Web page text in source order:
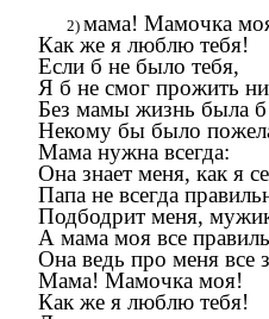
мама! Мамочка
Как же я люблю тебя!
Если б не было тебя,
Я б не смог прожить
Без мамы жизнь была б
Некому бы было
Мама нужна всегда:
Она знает меня, как я
Папа не всегда
Подбодрит меня,
А мама моя все
Она ведь про меня все
Мама! Мамочка моя!
Как же я люблю тебя!